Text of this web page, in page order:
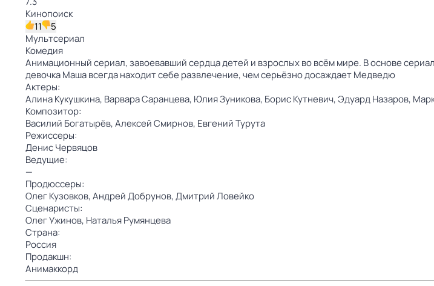
Кинопоиск
11
5
Мультсериал
Комедия
Анимационный сериал, завоевавший сердца детей и взрослых во всём мире. В основе
девочка Маша всегда находит себе развлечение, чем серьёзно досаждает Медведю
Актеры:
Алина Кукушкина, Варвара Саранцева, Юлия Зуникова, Борис Кутневич,Эдуард Назаров,
Композитор:
Василий Богатырёв,Алексей Смирнов, Евгений Турута
Режиссеры:
Денис Червяцов
Ведущие:
—
Продюссеры:
Олег Кузовков,Андрей Добрунов,Дмитрий Ловейко
Сценаристы:
Олег Ужинов, Наталья Румянцева
Страна:
Россия
Продакшн:
Анимаккорд